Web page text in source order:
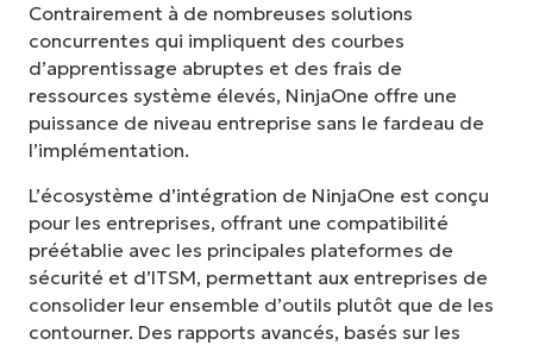
Contrairement à de nombreuses solutions
concurrentes qui impliquent des courbes
d’apprentissage abruptes et des frais de
ressources système élevés, NinjaOne offre une
puissance de niveau entreprise sans le fardeau de
l’implémentation.
L’écosystème d’intégration de NinjaOne est conçu
pour les entreprises, offrant une compatibilité
préétablie avec les principales plateformes de
sécurité et d’ITSM, permettant aux entreprises de
consolider leur ensemble d’outils plutôt que de les
contourner. Des rapports avancés, basés sur les